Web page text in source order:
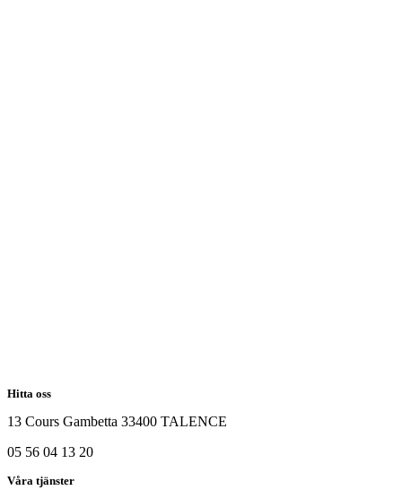
Hitta oss
13 Cours Gambetta 33400 TALENCE
05 56 04 13 20
Våra tjänster